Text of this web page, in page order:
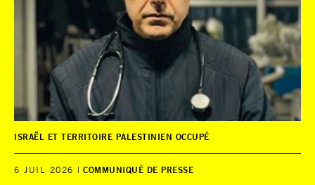
ISRAËL ET TERRITOIRE PALESTINIEN OCCUPÉ
6 JUIL 2026 COMMUNIQUÉ DE PRESSE